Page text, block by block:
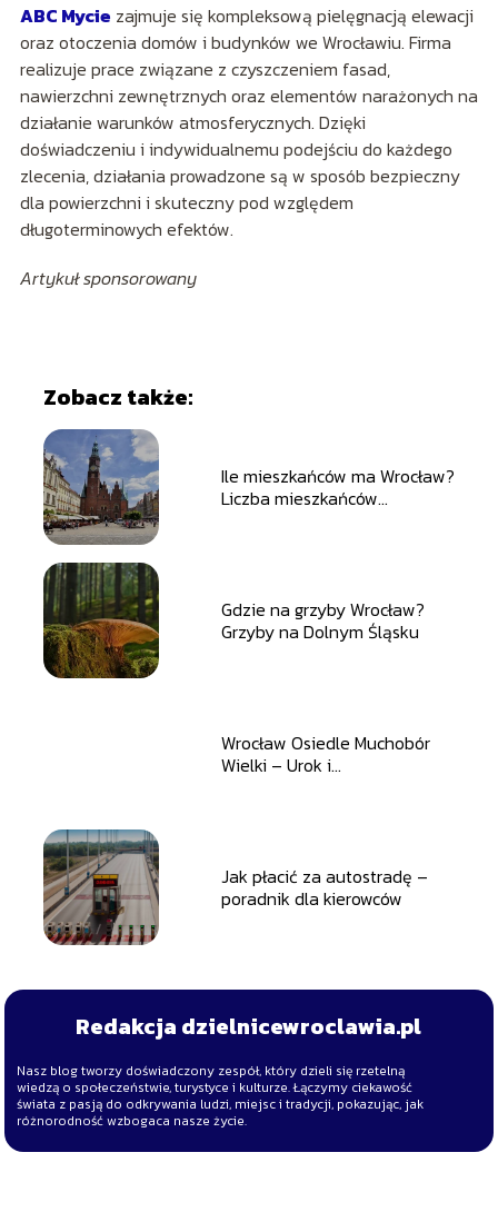
ABC Mycie zajmuje się kompleksową pielęgnacją elewacji
oraz otoczenia domów i budynków we Wrocławiu. Firma
realizuje prace związane z czyszczeniem fasad,
nawierzchni zewnętrznych oraz elementów narażonych na
działanie warunków atmosferycznych. Dzięki
doświadczeniu i indywidualnemu podejściu do każdego
zlecenia, działania prowadzone są w sposób bezpieczny
dla powierzchni i skuteczny pod względem
długoterminowych efektów.
Artykuł sponsorowany
Zobacz także:
Ile mieszkańców ma Wrocław?
Liczba mieszkańców
Gdzie na grzyby Wrocław?
Grzyby na Dolnym Śląsku
Wrocław Osiedle Muchobór
Wielki – Urok i
Jak płacić za autostradę –
poradnik dla kierowców
Redakcja dzielnicewroclawia.pl
Nasz blog tworzy doświadczony zespół, który dzieli się rzetelną
wiedzą o społeczeństwie, turystyce i kulturze. Łączymy ciekawość
świata z pasją do odkrywania ludzi, miejsc i tradycji, pokazując, jak
różnorodność wzbogaca nasze życie.